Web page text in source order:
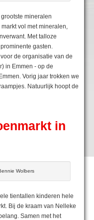
mineralen
vol met mineralen,
Met talloze
gasten.
de organisatie van de
in Emmen - op de
Vorig jaar trokken we
Natuurlijk hoopt de
in
Wolbers
tientallen kinderen hele
Bij de kraam van Nelleke
Samen met het